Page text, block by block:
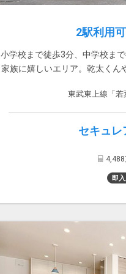
2駅利用
小学校まで徒歩3分、中学校ま
家族に嬉しいエリア。乾太くん
東武東上線「
セキュ
即